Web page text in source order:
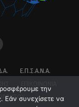
Ε.Π.Σ.Α.Ν.Α.
την
Εάν συνεχίσετε να